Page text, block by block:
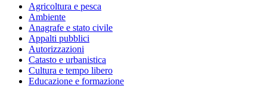
Agricoltura e pesca
Ambiente
Anagrafe e stato civile
Appalti pubblici
Autorizzazioni
Catasto e urbanistica
Cultura e tempo libero
Educazione e formazione